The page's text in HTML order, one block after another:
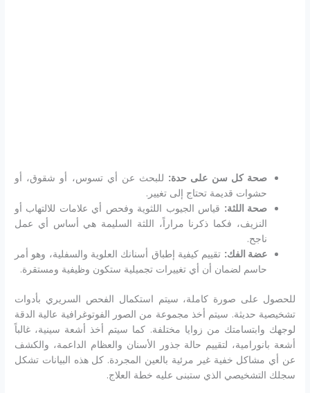
صحة كل سن على حدة: للبحث عن أي تسوس، أو شقوق، أو
حشوات قديمة تحتاج إلى تغيير.
صحة اللثة: قياس الجيوب اللثوية وفحص أي علامات للالتهاب أو
النزيف، فكما ذكرنا مراراً، اللثة السليمة هي أساس أي عمل
ناجح.
عضة الفك: تقييم كيفية إطباق أسنانك العلوية والسفلية، وهو أمر
حاسم لضمان أن أي تغييرات تجميلية ستكون وظيفية ومستقرة.
للحصول على صورة كاملة، سيتم استكمال الفحص السريري بأدوات
تشخيصية حديثة. سيتم أخذ مجموعة من الصور الفوتوغرافية عالية الدقة
لوجهك وابتسامتك من زوايا مختلفة. كما سيتم أخذ أشعة سينية، غالباً
أشعة بانورامية، لتقييم حالة جذور الأسنان والعظام الداعمة، والكشف
عن أي مشاكل خفية غير مرئية بالعين المجردة. كل هذه البيانات تشكل
سجلك التشخيصي الذي ستبنى عليه خطة العلاج.